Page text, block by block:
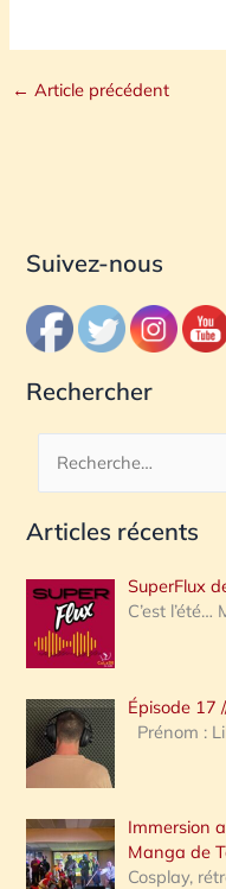
← Article précédent
Suivez-nous
Rechercher
c
e
r
c
h
e
:
Articles récents
SuperFlux
C’est l’été…
Épisode 17
Prénom :
Immersion
Manga de
Cosplay,